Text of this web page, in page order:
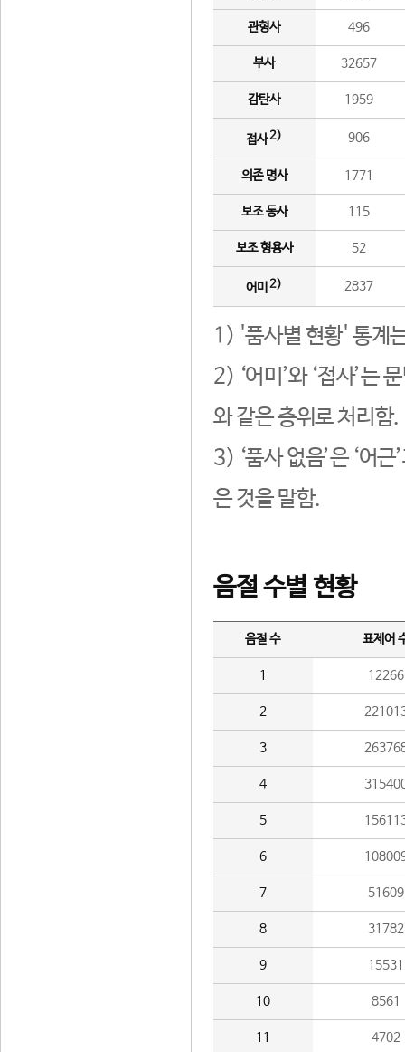
관형사 496
부사 32657
감탄사 1959
접사2) 906
의존 명사 1771
보조 동사 115
보조 형용사 52
어미 2) 2837
1) '품사별 현황' 통계
2) ‘어미’와 ‘접사’는
와 같은 층위로 처리함.
3) ‘품사 없음’은 ‘어
은 것을 말함.
음절 수별 현황
음절 수 표제어
1 12266
2
3
4
5
6
7 51609
8 31782
9 15531
10 8561
11 4702